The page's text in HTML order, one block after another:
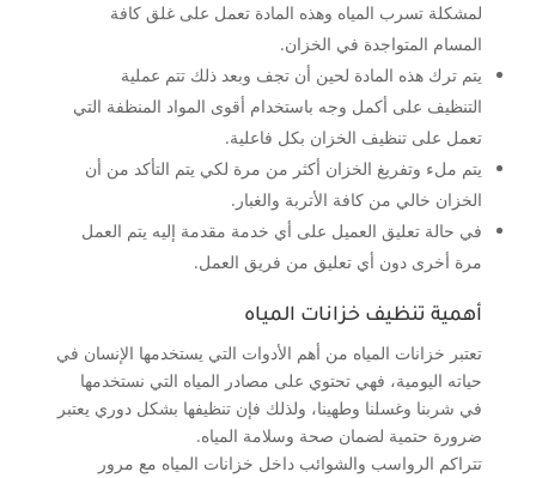
لمشكلة تسرب المياه وهذه المادة تعمل على غلق كافة
المسام المتواجدة في الخزان.
يتم ترك هذه المادة لحين أن تجف وبعد ذلك تتم عملية
التنظيف على أكمل وجه باستخدام أقوى المواد المنظفة التي
تعمل على تنظيف الخزان بكل فاعلية.
يتم ملء وتفريغ الخزان أكثر من مرة لكي يتم التأكد من أن
الخزان خالي من كافة الأتربة والغبار.
في حالة تعليق العميل على أي خدمة مقدمة إليه يتم العمل
مرة أخرى دون أي تعليق من فريق العمل.
أهمية تنظيف خزانات المياه
تعتبر خزانات المياه من أهم الأدوات التي يستخدمها الإنسان في
حياته اليومية، فهي تحتوي على مصادر المياه التي نستخدمها
في شربنا وغسلنا وطهينا، ولذلك فإن تنظيفها بشكل دوري يعتبر
ضرورة حتمية لضمان صحة وسلامة المياه.
تتراكم الرواسب والشوائب داخل خزانات المياه مع مرور